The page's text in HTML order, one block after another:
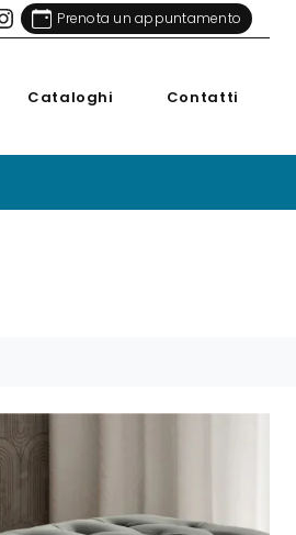
Prenota un appuntamento
Cataloghi Contatti